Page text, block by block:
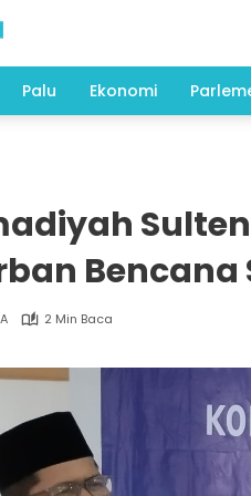
Palu Ekonomi
Bencana
2 Min Baca